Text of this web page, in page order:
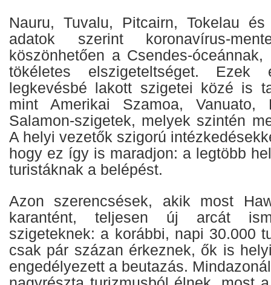
Nauru, Tuvalu, Pitcairn, Tokelau
adatok szerint koronavírus-
köszönhetően a Csendes-
tökéletes elszigeteltséget.
legkevésbé lakott szigetei közé is
mint Amerikai Szamoa,
Salamon-szigetek, melyek szintén
A helyi vezetők szigorú
hogy ez így is maradjon: a legtöbb
turistáknak a belépést.
Azon szerencsések, akik most
karantént, teljesen új arcát
szigeteknek: a korábbi, napi 30.000
csak pár százan érkeznek, ők is
engedélyezett a beutazás.